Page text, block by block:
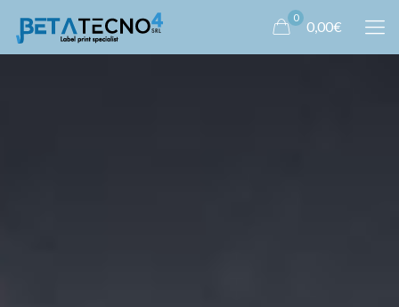
0
0,00€